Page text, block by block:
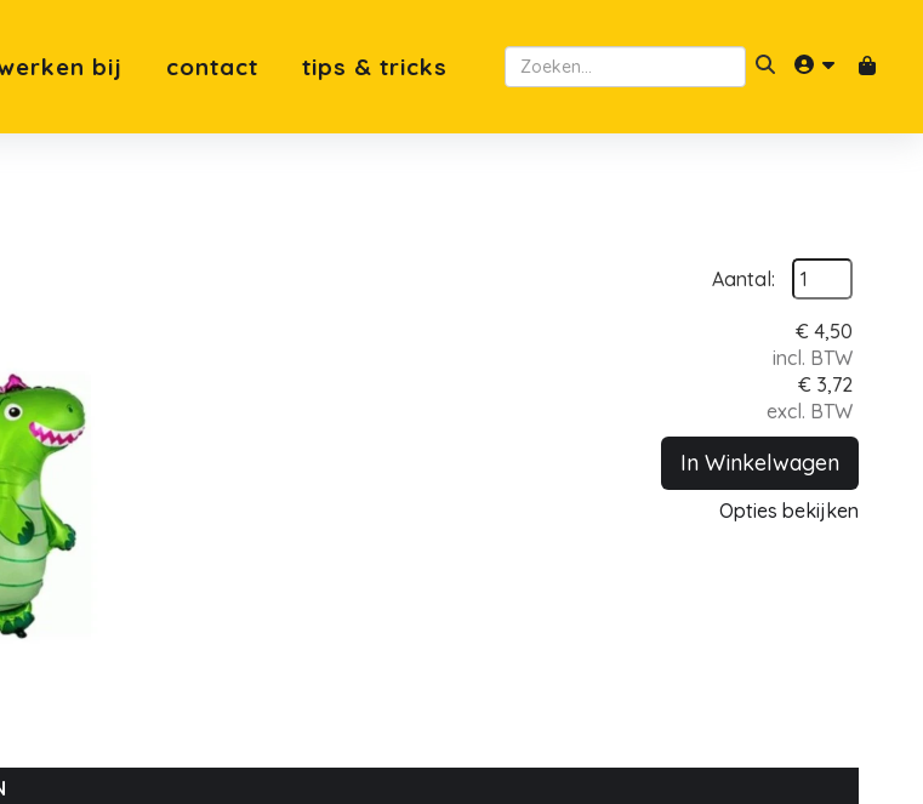
bij contact tips & tricks
Aantal:
€ 4,50
incl. BTW
€ 3,72
excl. BTW
In Winkelwagen
Opties bekijken